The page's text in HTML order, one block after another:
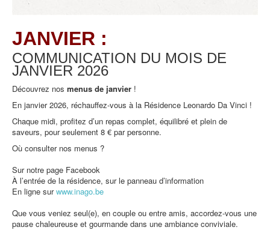
JANVIER :
COMMUNICATION DU MOIS DE
JANVIER 2026
Découvrez nos menus de janvier !
En janvier 2026, réchauffez-vous à la Résidence Leonardo Da Vinci !
Chaque midi, profitez d’un repas complet, équilibré et plein de
saveurs, pour seulement 8 € par personne.
Où consulter nos menus ?
Sur notre page Facebook
À l’entrée de la résidence, sur le panneau d’information
En ligne surwww.inago.be
Que vous veniez seul(e), en couple ou entre amis, accordez-vous une
pause chaleureuse et gourmande dans une ambiance conviviale.